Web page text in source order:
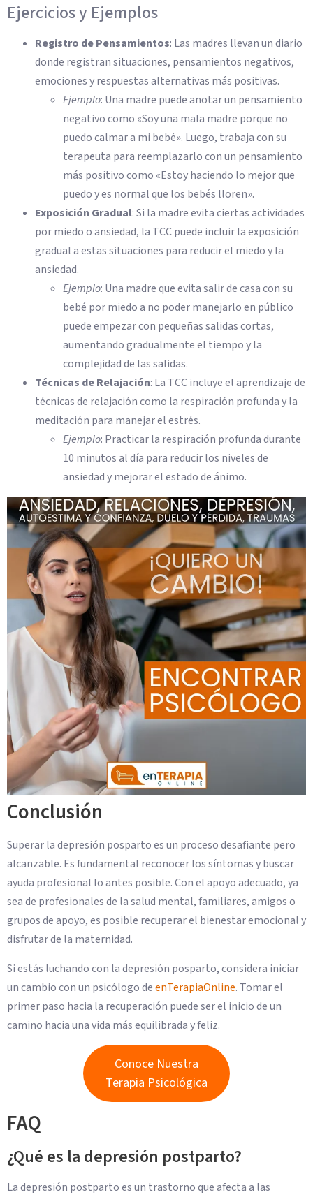
Ejercicios y Ejemplos
Registro de Pensamientos: Las madres llevan un diario
donde registran situaciones, pensamientos negativos,
emociones y respuestas alternativas más positivas.
Ejemplo: Una madre puede anotar un pensamiento
negativo como «Soy una mala madre porque no
puedo calmar a mi bebé». Luego, trabaja con su
terapeuta para reemplazarlo con un pensamiento
más positivo como «Estoy haciendo lo mejor que
puedo y es normal que los bebés lloren».
Exposición Gradual: Si la madre evita ciertas actividades
por miedo o ansiedad, la TCC puede incluir la exposición
gradual a estas situaciones para reducir el miedo y la
ansiedad.
Ejemplo: Una madre que evita salir de casa con su
bebé por miedo a no poder manejarlo en público
puede empezar con pequeñas salidas cortas,
aumentando gradualmente el tiempo y la
complejidad de las salidas.
Técnicas de Relajación: La TCC incluye el aprendizaje de
técnicas de relajación como la respiración profunda y la
meditación para manejar el estrés.
Ejemplo: Practicar la respiración profunda durante
10 minutos al día para reducir los niveles de
ansiedad y mejorar el estado de ánimo.
Conclusión
Superar la depresión posparto es un proceso desafiante pero
alcanzable. Es fundamental reconocer los síntomas y buscar
ayuda profesional lo antes posible. Con el apoyo adecuado, ya
sea de profesionales de la salud mental, familiares, amigos o
grupos de apoyo, es posible recuperar el bienestar emocional y
disfrutar de la maternidad.
Si estás luchando con la depresión posparto, considera iniciar
un cambio con un psicólogo deenTerapiaOnline. Tomar el
primer paso hacia la recuperación puede ser el inicio de un
camino hacia una vida más equilibrada y feliz.
Conoce Nuestra
Terapia Psicológica
FAQ
¿Qué es la depresión postparto?
La depresión postparto es un trastorno que afecta a las